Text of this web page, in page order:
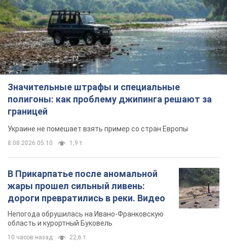
Значительные штрафы и специальные
полигоны: как проблему джипинга решают за
границей
Украине не помешает взять пример со стран Европы
8.08.2026 05:10 1,9 т.
В Прикарпатье после аномальной
жары прошел сильный ливень:
дороги превратились в реки. Видео
Непогода обрушилась на Ивано-Франковскую
область и курортный Буковель
10 часов назад 22,6 т.